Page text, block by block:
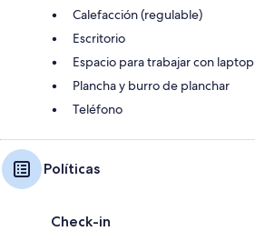
Calefacción (regulable)
Escritorio
Espacio para trabajar con laptop
Plancha y burro de planchar
Teléfono
Políticas
Check-in